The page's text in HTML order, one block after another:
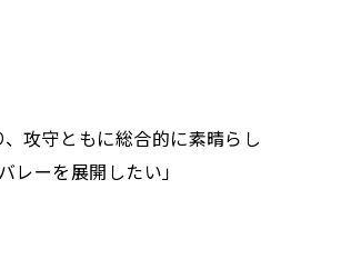
攻守ともに総合的に素晴らし
ーを展開したい」